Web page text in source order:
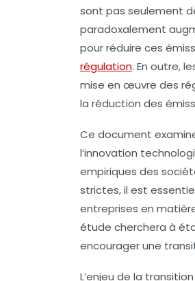
sont pas seulement
paradoxalement
pour réduire ces
régulation. En outre,
mise en œuvre des
la réduction des
Ce document
l’innovation
empiriques des
strictes, il est
entreprises en
étude cherchera à
encourager une
L’enjeu de la